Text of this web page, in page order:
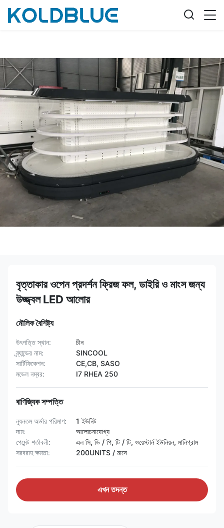
বৃত্তাকার ওপেন প্রদর্শন ফ্রিজ ফল, ডাইরি ও মাংস জন্য
উজ্জ্বল LED আলোর
মৌলিক বৈশিষ্ট্য
উৎপত্তি স্থান:
চীন
ব্র্যান্ডের নাম:
SINCOOL
সার্টিফিকেশন:
CE,CB, SASO
মডেল নম্বর:
I7 RHEA 250
বাণিজ্যিক সম্পত্তি
ন্যূনতম অর্ডার পরিমাণ:
1 ইউনিট
দাম:
আলোচনাযোগ্য
পেমেন্ট শর্তাবলী:
এল সি, ডি / পি, টি / টি, ওয়েস্টার্ন ইউনিয়ন, মানিগ্রাম
সরবরাহ ক্ষমতা:
200UNITS / মাসে
এখন তদন্ত